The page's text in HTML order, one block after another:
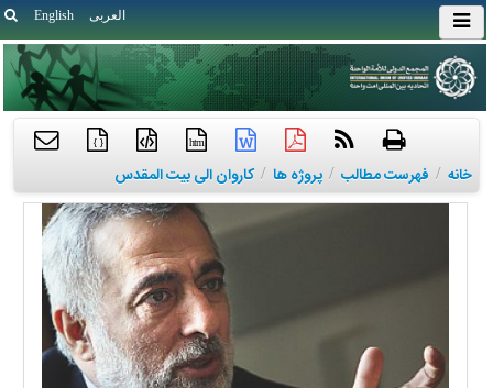
English العربی
htm
{ }
خانه / فهرست مطالب / پروژه ها / کاروان الی بیت المقدس